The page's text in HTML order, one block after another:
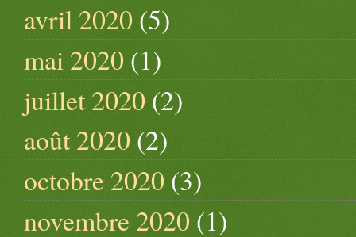
avril 2020 (5)
mai 2020 (1)
juillet 2020 (2)
août 2020 (2)
octobre 2020 (3)
novembre 2020 (1)